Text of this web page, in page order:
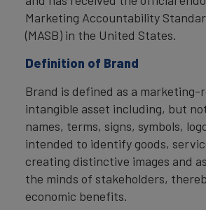
Marketing Accountability
(MASB) in the United States.
Definition of Brand
Brand is defined as a marketing-
intangible asset including, but
names, terms, signs, symbols,
intended to identify goods,
creating distinctive images and
the minds of stakeholders,
economic benefits.